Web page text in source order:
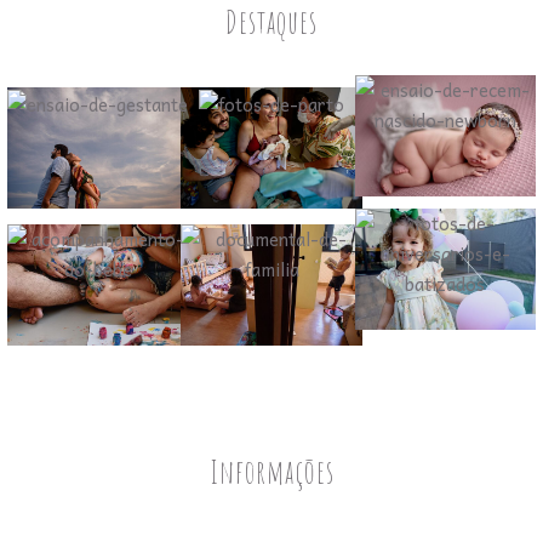
Destaques
Informações